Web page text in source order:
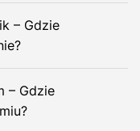
– Gdzie
– Gdzie